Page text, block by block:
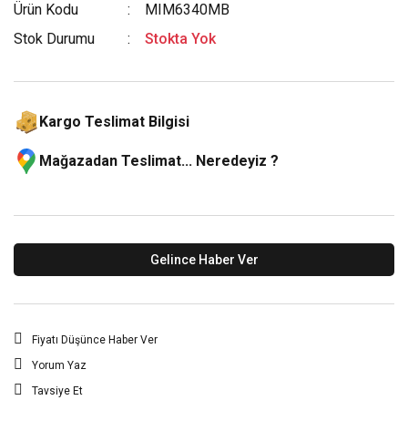
Ürün Kodu
MIM6340MB
Stok Durumu
Stokta Yok
Kargo Teslimat Bilgisi
Mağazadan Teslimat... Neredeyiz ?
Gelince Haber Ver
Fiyatı Düşünce Haber Ver
Yorum Yaz
Tavsiye Et